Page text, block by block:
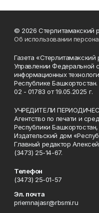
© 2026 Стерлитамакский
Об использовании
Газета «Стерлитамакский
Управлении Федеральной
информационных
Республике
02 - 01783 от 19.05.2025 г.
УЧРЕДИТЕЛИ
Агентство по печати и
Республики
Издательский дом
Главный редактор
(3473) 25-14-67.
Телефон
(3473) 25-01-57
Эл. почта
priemnajasr@rbsmi.ru